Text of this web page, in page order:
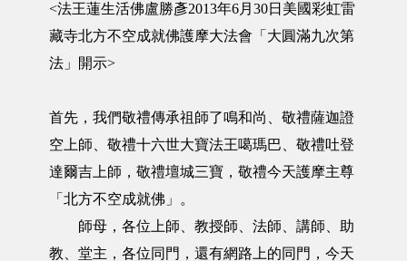
<法王蓮生活佛盧勝彥2013年6月30日美國彩虹雷
藏寺北方不空成就佛護摩大法會「大圓滿九次第
法」開示>
首先，我們敬禮傳承祖師了鳴和尚、敬禮薩迦證
空上師、敬禮十六世大寶法王噶瑪巴、敬禮吐登
達爾吉上師，敬禮壇城三寶，敬禮今天護摩主尊
「北方不空成就佛」。
師母，各位上師、教授師、法師、講師、助
教、堂主，各位同門，還有網路上的同門，今天